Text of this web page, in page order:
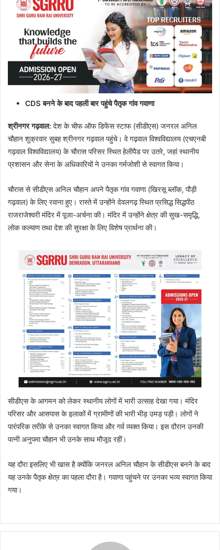
CDS बनने के बाद पहली बार पहुंचे पैतृक गांव गवाणा
श्रीनगर गढ़वाल:देश के चीफ ऑफ डिफेंस स्टाफ (सीडीएस) जनरल अनिल
चौहान शुक्रवार सुबह श्रीनगर गढ़वाल पहुंचे। वे गढ़वाल विश्वविद्यालय (एचएनबी
गढ़वाल विश्वविद्यालय) के चौरास परिसर स्थित हेलीपैड पर उतरे, जहां स्थानीय
प्रशासन और सेना के अधिकारियों ने उनका गर्मजोशी से स्वागत किया।
चौरास से सीडीएस अनिल चौहान अपने पैतृक गांव गवाणा (खिरसू ब्लॉक, पौड़ी
गढ़वाल) के लिए रवाना हुए। रास्ते में उन्होंने देवलगढ़ स्थित प्रसिद्ध सिद्धपीठ
राजराजेश्वरी मंदिर में पूजा-अर्चना की। मंदिर में उन्होंने क्षेत्र की सुख-समृद्धि,
लोक कल्याण तथा देश की सुरक्षा के लिए विशेष प्रार्थना की।
सीडीएस के आगमन को लेकर स्थानीय लोगों में भारी उत्साह देखा गया। मंदिर
परिसर और आसपास के इलाकों में ग्रामीणों की भारी भीड़ उमड़ पड़ी। लोगों ने
पारंपरिक तरीके से उनका स्वागत किया और गर्व व्यक्त किया। इस दौरान उनकी
पत्नी अनुपमा चौहान भी उनके साथ मौजूद रहीं।
यह दौरा इसलिए भी खास है क्योंकि जनरल अनिल चौहान के सीडीएस बनने के बाद
यह उनके पैतृक क्षेत्र का पहला दौरा है। गवाणा पहुंचने पर उनका भव्य स्वागत किया
गया।